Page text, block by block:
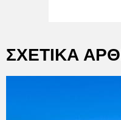
ΣΧΕΤΙΚΑ